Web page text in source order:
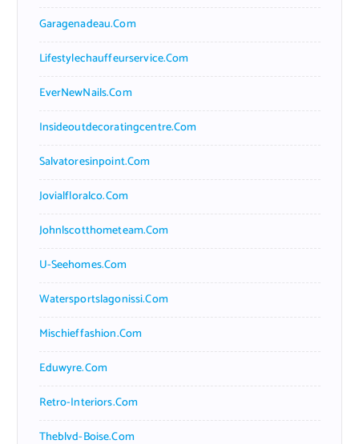
Garagenadeau.com
Lifestylechauffeurservice.com
EverNewNails.com
Insideoutdecoratingcentre.com
Salvatoresinpoint.com
Jovialfloralco.com
Johnlscotthometeam.com
U-Seehomes.com
Watersportslagonissi.com
Mischieffashion.com
Eduwyre.com
Retro-Interiors.com
Theblvd-Boise.com